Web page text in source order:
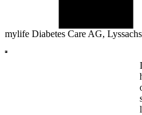
mylife Diabetes Care AG,